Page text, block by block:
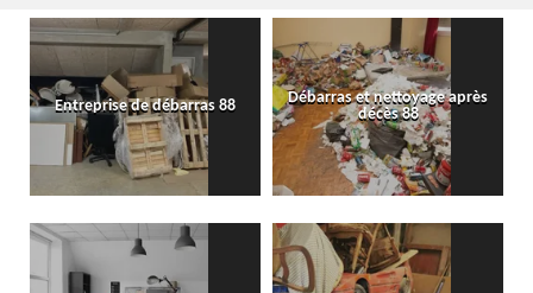
Entreprise de débarras 88
Débarras et nettoyage après
décès 88